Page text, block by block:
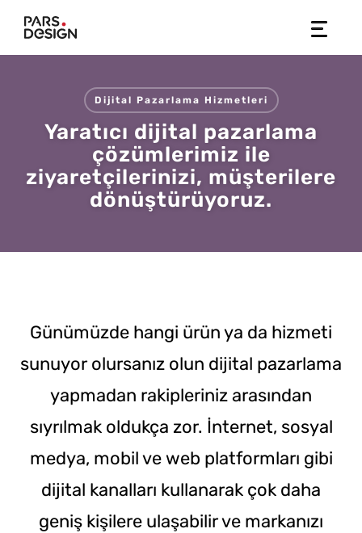
content
Dijital Pazarlama Hizmetleri
Yaratıcı dijital pazarlama
çözümlerimiz ile
ziyaretçilerinizi, müşterilere
dönüştürüyoruz.
Günümüzde hangi ürün ya da hizmeti
sunuyor olursanız olun dijital pazarlama
yapmadan rakipleriniz arasından
sıyrılmak oldukça zor. İnternet, sosyal
medya, mobil ve web platformları gibi
dijital kanalları kullanarak çok daha
geniş kişilere ulaşabilir ve markanızı